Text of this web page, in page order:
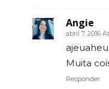
Angie
abril 7, 2016
Muita
Responder